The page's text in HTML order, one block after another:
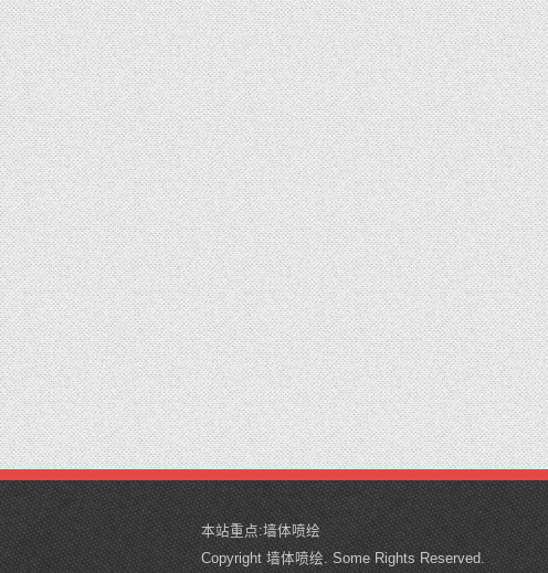
本站重点:墙体喷绘
Copyright 墙体喷绘. Some Rights Reserved.